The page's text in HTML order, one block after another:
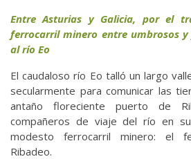
Entre Asturias y Galicia, por el
ferrocarril minero entre umbrosos y
al río Eo
El caudaloso río Eo talló un largo
secularmente para comunicar las
antaño floreciente puerto de
compañeros de viaje del río en
modesto ferrocarril minero: el
Ribadeo.